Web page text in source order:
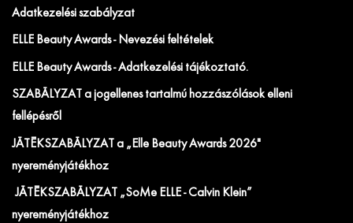
Adatkezelési szabályzat
ELLE Beauty Awards - Nevezési feltételek
ELLE Beauty Awards - Adatkezelési tájékoztató.
SZABÁLYZAT a jogellenes tartalmú hozzászólások elleni
fellépésről
JÁTÉKSZABÁLYZAT a „Elle Beauty Awards 2026"
nyereményjátékhoz
JÁTÉKSZABÁLYZAT „SoMe ELLE - Calvin Klein”
nyereményjátékhoz